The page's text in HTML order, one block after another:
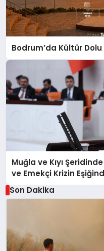
Bodrum’da Kültür Dolu
Muğla ve Kıyı
ve Emekçi Krizin
Son Dakika